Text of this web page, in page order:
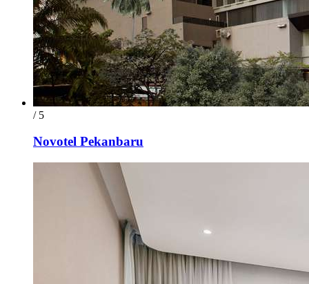
/ 5
Novotel Pekanbaru